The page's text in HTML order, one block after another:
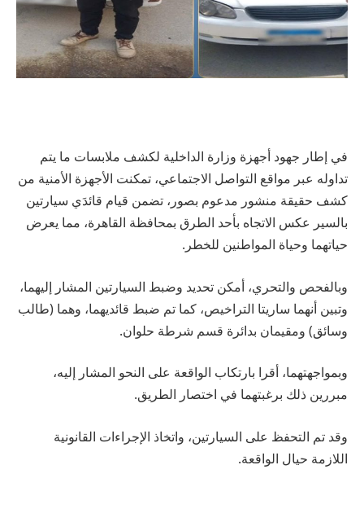
في إطار جهود أجهزة وزارة الداخلية لكشف ملابسات ما يتم
تداوله عبر مواقع التواصل الاجتماعي، تمكنت الأجهزة الأمنية من
كشف حقيقة منشور مدعوم بصور، تضمن قيام قائدَي سيارتين
بالسير عكس الاتجاه بأحد الطرق بمحافظة القاهرة، مما يعرض
حياتهما وحياة المواطنين للخطر.
وبالفحص والتحري، أمكن تحديد وضبط السيارتين المشار إليهما،
وتبين أنهما ساريتا التراخيص، كما تم ضبط قائديهما، وهما (طالب
وسائق) ومقيمان بدائرة قسم شرطة حلوان.
وبمواجهتهما، أقرا بارتكاب الواقعة على النحو المشار إليه،
مبررين ذلك برغبتهما في اختصار الطريق.
وقد تم التحفظ على السيارتين، واتخاذ الإجراءات القانونية
اللازمة حيال الواقعة.